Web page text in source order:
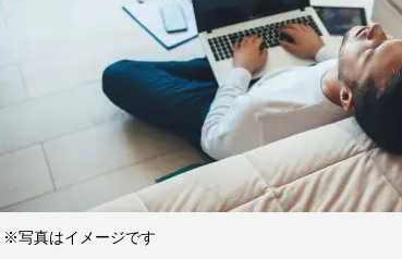
※写真はイメージです